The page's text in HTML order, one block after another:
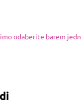
odaberite barem